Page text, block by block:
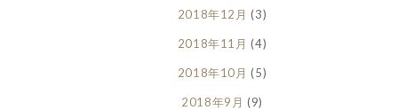
2018年12月 (3)
2018年11月 (4)
2018年10月 (5)
2018年9月 (9)